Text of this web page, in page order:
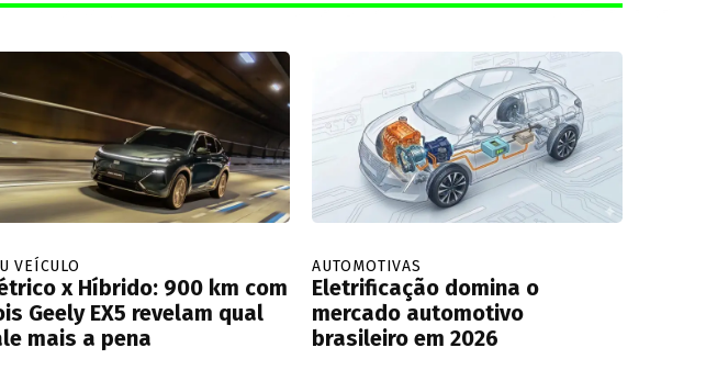
VEÍCULO
x Híbrido: 900 km com
Geely EX5 revelam qual
mais a pena
AUTOMOTIVAS
Eletrificação domina o
mercado automotivo
brasileiro em 2026